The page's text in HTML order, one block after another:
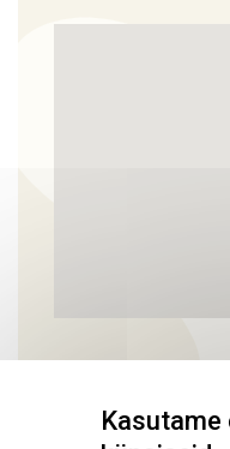
Kasutame